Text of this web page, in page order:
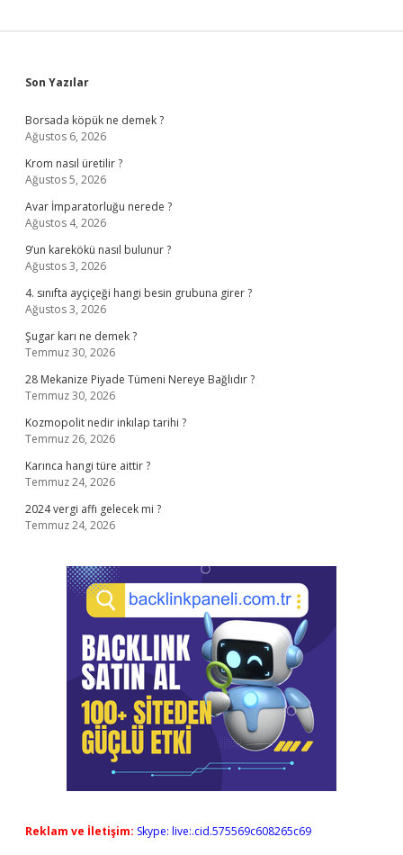
Sidebar
Son Yazılar
Borsada köpük ne demek ?
Ağustos 6, 2026
Krom nasıl üretilir ?
Ağustos 5, 2026
Avar İmparatorluğu nerede ?
Ağustos 4, 2026
9’un karekökü nasıl bulunur ?
Ağustos 3, 2026
4. sınıfta ayçiçeği hangi besin grubuna girer ?
Ağustos 3, 2026
Şugar karı ne demek ?
Temmuz 30, 2026
28 Mekanize Piyade Tümeni Nereye Bağlıdır ?
Temmuz 30, 2026
Kozmopolit nedir inkılap tarihi ?
Temmuz 26, 2026
Karınca hangi türe aittir ?
Temmuz 24, 2026
2024 vergi affı gelecek mi ?
Temmuz 24, 2026
Reklam ve İletişim: Skype: live:.cid.575569c608265c69